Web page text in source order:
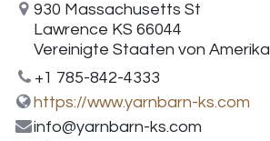
930 Massachusetts St
Lawrence KS 66044
Vereinigte Staaten von Amerika
+1 785-842-4333
https://www.yarnbarn-ks.com
info@yarnbarn-ks.com